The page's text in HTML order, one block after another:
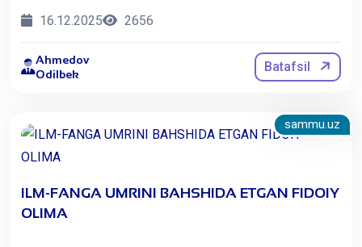
G‘OLIBLARI ANIQLANDI!
16.12.2025 2656
Ahmedov
Odilbek
Batafsil
sammu.uz
ILM-FANGA UMRINI BAHSHIDA ETGAN FIDOIY
OLIMA